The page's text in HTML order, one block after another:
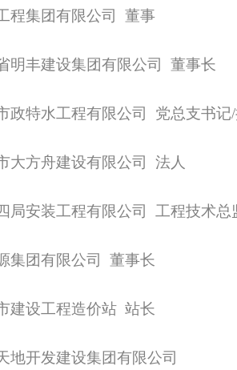
程集团有限公司 董事
明丰建设集团有限公司 董事长
政特水工程有限公司 党总支书记
大方舟建设有限公司 法人
局安装工程有限公司 工程技术总
集团有限公司 董事长
建设工程造价站 站长
地开发建设集团有限公司